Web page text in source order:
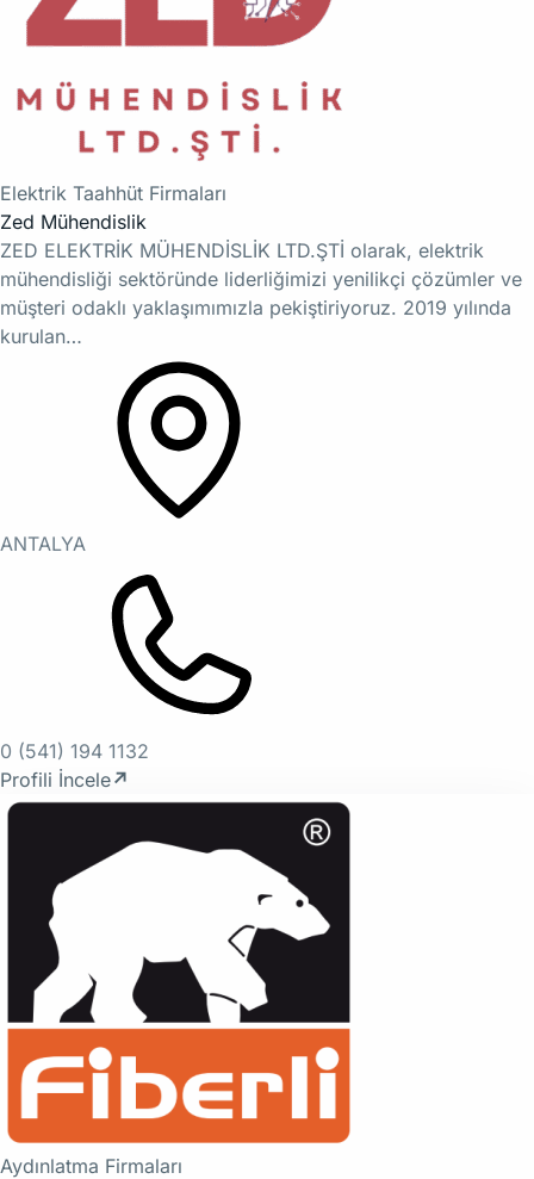
Elektrik Taahhüt Firmaları
Zed Mühendislik
ZED ELEKTRİK MÜHENDİSLİK LTD.ŞTİ olarak, elektrik
mühendisliği sektöründe liderliğimizi yenilikçi çözümler ve
müşteri odaklı yaklaşımımızla pekiştiriyoruz. 2019 yılında
kurulan…
ANTALYA
0 (541) 194 1132
Profili İncele↗
Aydınlatma Firmaları